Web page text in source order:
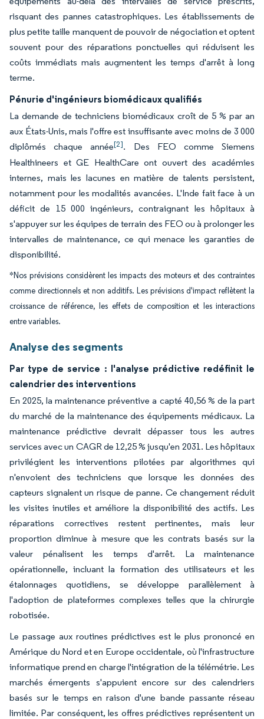
risquant des pannes catastrophiques. Les établissements de
plus petite taille manquent de pouvoir de négociation et optent
souvent pour des réparations ponctuelles qui réduisent les
coûts immédiats mais augmentent les temps d'arrêt à long
terme.
Pénurie d'ingénieurs biomédicaux qualifiés
La demande de techniciens biomédicaux croît de 5 % par an
aux États-Unis, mais l'offre est insuffisante avec moins de 3 000
diplômés chaque année[2]. Des FEO comme Siemens
Healthineers et GE HealthCare ont ouvert des académies
internes, mais les lacunes en matière de talents persistent,
notamment pour les modalités avancées. L'Inde fait face à un
déficit de 15 000 ingénieurs, contraignant les hôpitaux à
s'appuyer sur les équipes de terrain des FEO ou à prolonger les
intervalles de maintenance, ce qui menace les garanties de
disponibilité.
*Nos prévisions considèrent les impacts des moteurs et des contraintes
comme directionnels et non additifs. Les prévisions d'impact reflètent la
croissance de référence, les effets de composition et les interactions
entre variables.
Analyse des segments
Par type de service : l'analyse prédictive redéfinit le
calendrier des interventions
En 2025, la maintenance préventive a capté 40,56 % de la part
du marché de la maintenance des équipements médicaux. La
maintenance prédictive devrait dépasser tous les autres
services avec un CAGR de 12,25 % jusqu'en 2031. Les hôpitaux
privilégient les interventions pilotées par algorithmes qui
n'envoient des techniciens que lorsque les données des
capteurs signalent un risque de panne. Ce changement réduit
les visites inutiles et améliore la disponibilité des actifs. Les
réparations correctives restent pertinentes, mais leur
proportion diminue à mesure que les contrats basés sur la
valeur pénalisent les temps d'arrêt. La maintenance
opérationnelle, incluant la formation des utilisateurs et les
étalonnages quotidiens, se développe parallèlement à
l'adoption de plateformes complexes telles que la chirurgie
robotisée.
Le passage aux routines prédictives est le plus prononcé en
Amérique du Nord et en Europe occidentale, où l'infrastructure
informatique prend en charge l'intégration de la télémétrie. Les
marchés émergents s'appuient encore sur des calendriers
basés sur le temps en raison d'une bande passante réseau
limitée. Par conséquent, les offres prédictives représentent un